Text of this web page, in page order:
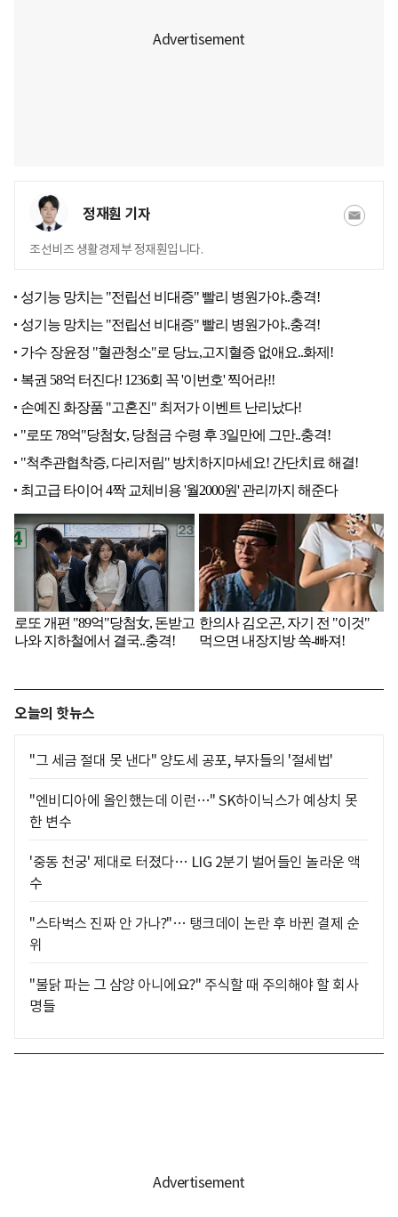
정재훤 기자
조선비즈 생활경제부 정재훤입니다.
오늘의 핫뉴스
"그 세금 절대 못 낸다" 양도세 공포, 부자들의 '절세법'
"엔비디아에 올인했는데 이런…" SK하이닉스가 예상치 못
한 변수
'중동 천궁' 제대로 터졌다… LIG 2분기 벌어들인 놀라운 액
수
"스타벅스 진짜 안 가나?"… 탱크데이 논란 후 바뀐 결제 순
위
"불닭 파는 그 삼양 아니에요?" 주식할 때 주의해야 할 회사
명들